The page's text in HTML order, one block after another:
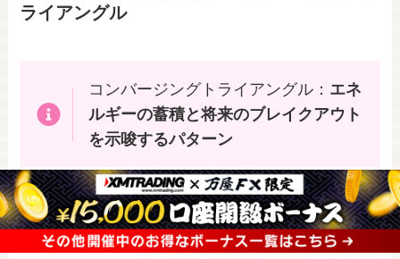
ライアングル
コンバージングトライアングル： エネ
ルギーの蓄積と将来のブレイクアウト
を示唆するパターン
このパターンに気づき、正しく対応することで、
大きな値動きが始まるタイミングが分かるように